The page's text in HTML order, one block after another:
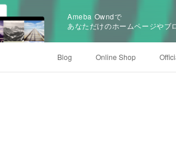
Ameba Owndで
あなただけのホームページやブ
Blog Online Shop